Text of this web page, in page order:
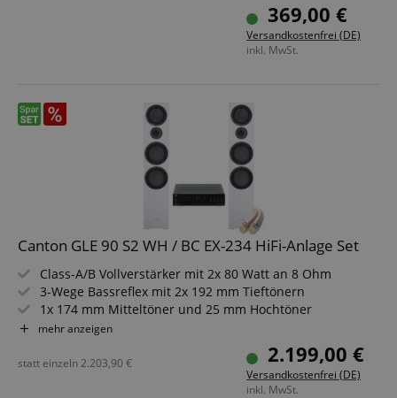
369,00 €
Versandkostenfrei (DE)
inkl. MwSt.
Canton GLE 90 S2 WH / BC EX-234 HiFi-Anlage Set
Class-A/B Vollverstärker mit 2x 80 Watt an 8 Ohm
3-Wege Bassreflex mit 2x 192 mm Tieftönern
1x 174 mm Mitteltöner und 25 mm Hochtöner
Digitale Eingänge, Phono, XLR und Bluetooth integriert
Frequenzbereich der Lautsprecher von 22 bis 40.000 Hz
10 m OFC Kabel mit 2x 4,0 mm² Querschnitt inklusive
mehr anzeigen
2.199,00 €
Versandkostenfrei (DE)
inkl. MwSt.
statt einzeln2.203,90 €